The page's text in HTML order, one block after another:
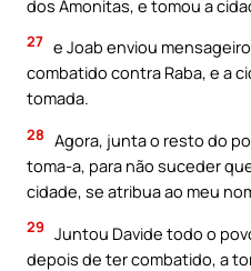
dos Amonitas, e tomou a
27 e Joab enviou
combatido contra Raba, e a
tomada.
28 Agora, junta o resto do
toma-a, para não suceder
cidade, se atribua ao meu
29 Juntou Davide todo o
depois de ter combatido, a